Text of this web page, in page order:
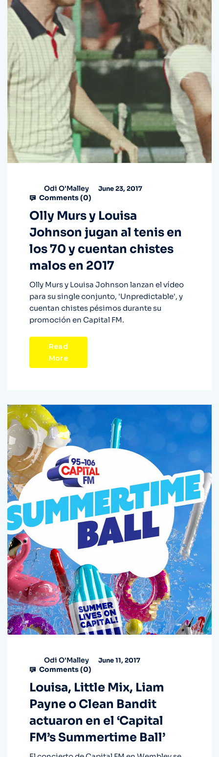
Odi O'Malley June 23, 2017
Comments (0)
Olly Murs y Louisa
Johnson jugan al tenis en
los 70 y cuentan chistes
malos en 2017
Olly Murs y Louisa Johnson lanzan el vídeo
para su single conjunto, 'Unpredictable', y
cuentan chistes pésimos durante su
promoción en Capital FM.
Read
More
Odi O'Malley June 11, 2017
Comments (0)
Louisa, Little Mix, Liam
Payne o Clean Bandit
actuaron en el ‘Capital
FM’s Summertime Ball’